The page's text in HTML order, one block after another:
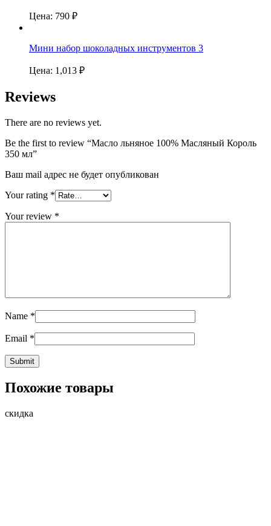
Цена: 790 ₽
Мини набор шоколадных инструментов 3
Цена: 1,013 ₽
Reviews
There are no reviews yet.
Be the first to review “Масло льняное 100% Масляный Король
350 мл”
Ваш mail адрес не будет опубликован
Your rating *
Your review *
Name *
Email *
Похожие товары
скидка